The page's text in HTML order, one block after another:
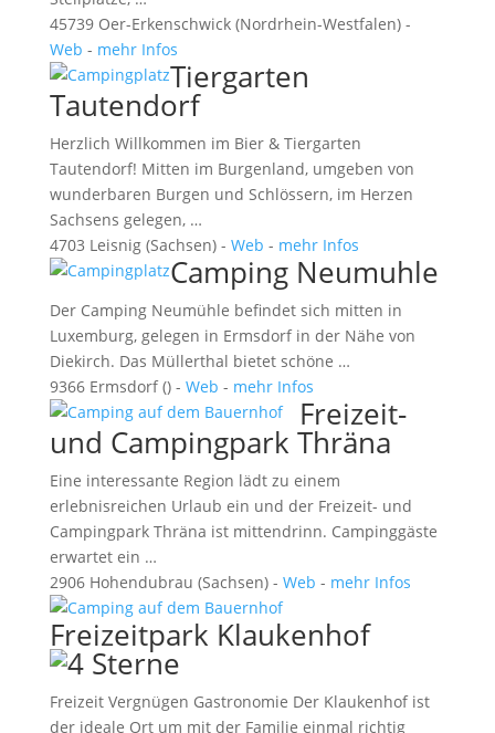
45739 Oer-Erkenschwick (Nordrhein-Westfalen) -
Web - mehr Infos
Tiergarten
Tautendorf
Herzlich Willkommen im Bier & Tiergarten
Tautendorf! Mitten im Burgenland, umgeben von
wunderbaren Burgen und Schlössern, im Herzen
Sachsens gelegen, …
4703 Leisnig (Sachsen) - Web - mehr Infos
Camping Neumuhle
Der Camping Neumühle befindet sich mitten in
Luxemburg, gelegen in Ermsdorf in der Nähe von
Diekirch. Das Müllerthal bietet schöne …
9366 Ermsdorf () - Web - mehr Infos
Freizeit-
und Campingpark Thräna
Eine interessante Region lädt zu einem
erlebnisreichen Urlaub ein und der Freizeit- und
Campingpark Thräna ist mittendrinn. Campinggäste
erwartet ein …
2906 Hohendubrau (Sachsen) - Web - mehr Infos
Freizeitpark Klaukenhof
Freizeit Vergnügen Gastronomie Der Klaukenhof ist
der ideale Ort um mit der Familie einmal richtig